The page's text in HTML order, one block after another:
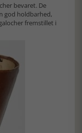
bevaret. De
god holdbarhed,
fremstillet i